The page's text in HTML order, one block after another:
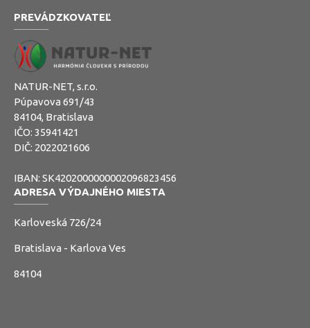
PREVÁDZKOVATEĽ
NATUR-NET, s.r.o.
Púpavova 691/43
84104, Bratislava
IČO: 35941421
DIČ: 2022021606
IBAN: SK4202000000002096823456
ADRESA VÝDAJNÉHO MIESTA
Karloveská 726/24
Bratislava - Karlova Ves
84104